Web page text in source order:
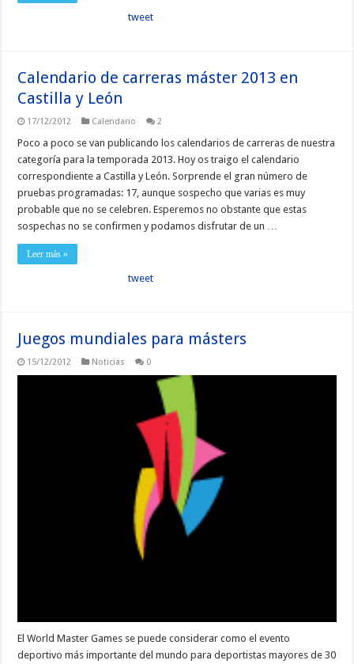
tweet
Calendario de carreras máster 2013 en
Castilla y León
17/12/2012 Calendario 2
Poco a poco se van publicando los calendarios de carreras de nuestra
categoría para la temporada 2013. Hoy os traigo el calendario
correspondiente a Castilla y León. Sorprende el gran número de
pruebas programadas: 17, aunque sospecho que varias es muy
probable que no se celebren. Esperemos no obstante que estas
sospechas no se confirmen y podamos disfrutar de un …
Leer más »
tweet
Juegos mundiales para másters
15/12/2012 Noticias 0
El World Master Games se puede considerar como el evento
deportivo más importante del mundo para deportistas mayores de 30